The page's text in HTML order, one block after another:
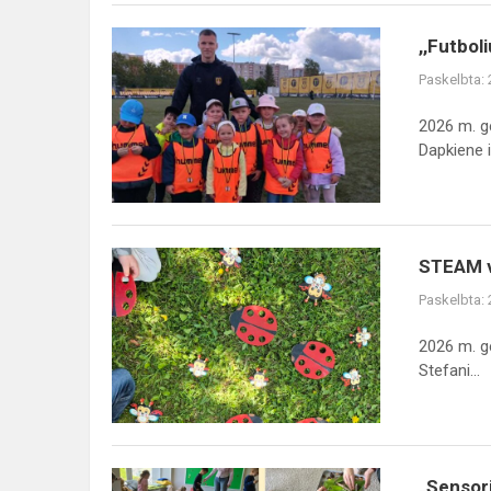
,,Futboliuko"
festivalis
Paskelbta:
2026 m.
Dapkiene
STEAM
veikla
lauke
„Vabaliukų
pasaulyje“
STEAM
Paskelbta:
2026 m.
Stefani...
„Sensoriniai